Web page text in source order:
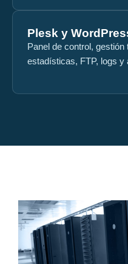
Plesk y
Panel de control,
estadísticas, FTP, logs y